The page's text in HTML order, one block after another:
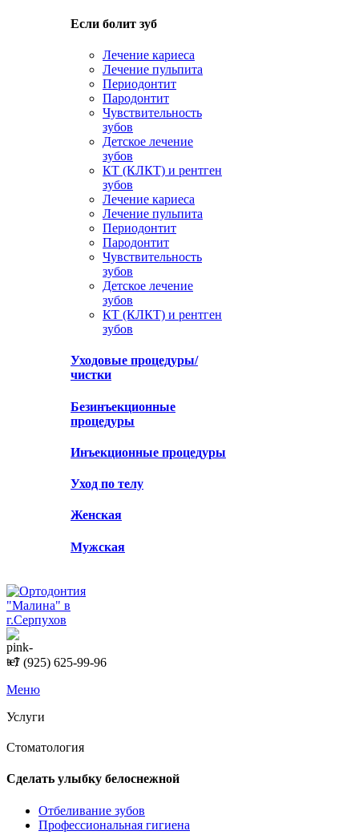
Если болит зуб
Лечение кариеса
Лечение пульпита
Периодонтит
Пародонтит
Чувствительность
зубов
Детское лечение
зубов
КТ (КЛКТ) и рентген
зубов
Лечение кариеса
Лечение пульпита
Периодонтит
Пародонтит
Чувствительность
зубов
Детское лечение
зубов
КТ (КЛКТ) и рентген
зубов
Уходовые процедуры/
чистки
Безинъекционные
процедуры
Инъекционные процедуры
Уход по телу
Женская
Мужская
+7 (925) 625-99-96
Меню
Услуги
Стоматология
Сделать улыбку белоснежной
Отбеливание зубов
Профессиональная гигиена